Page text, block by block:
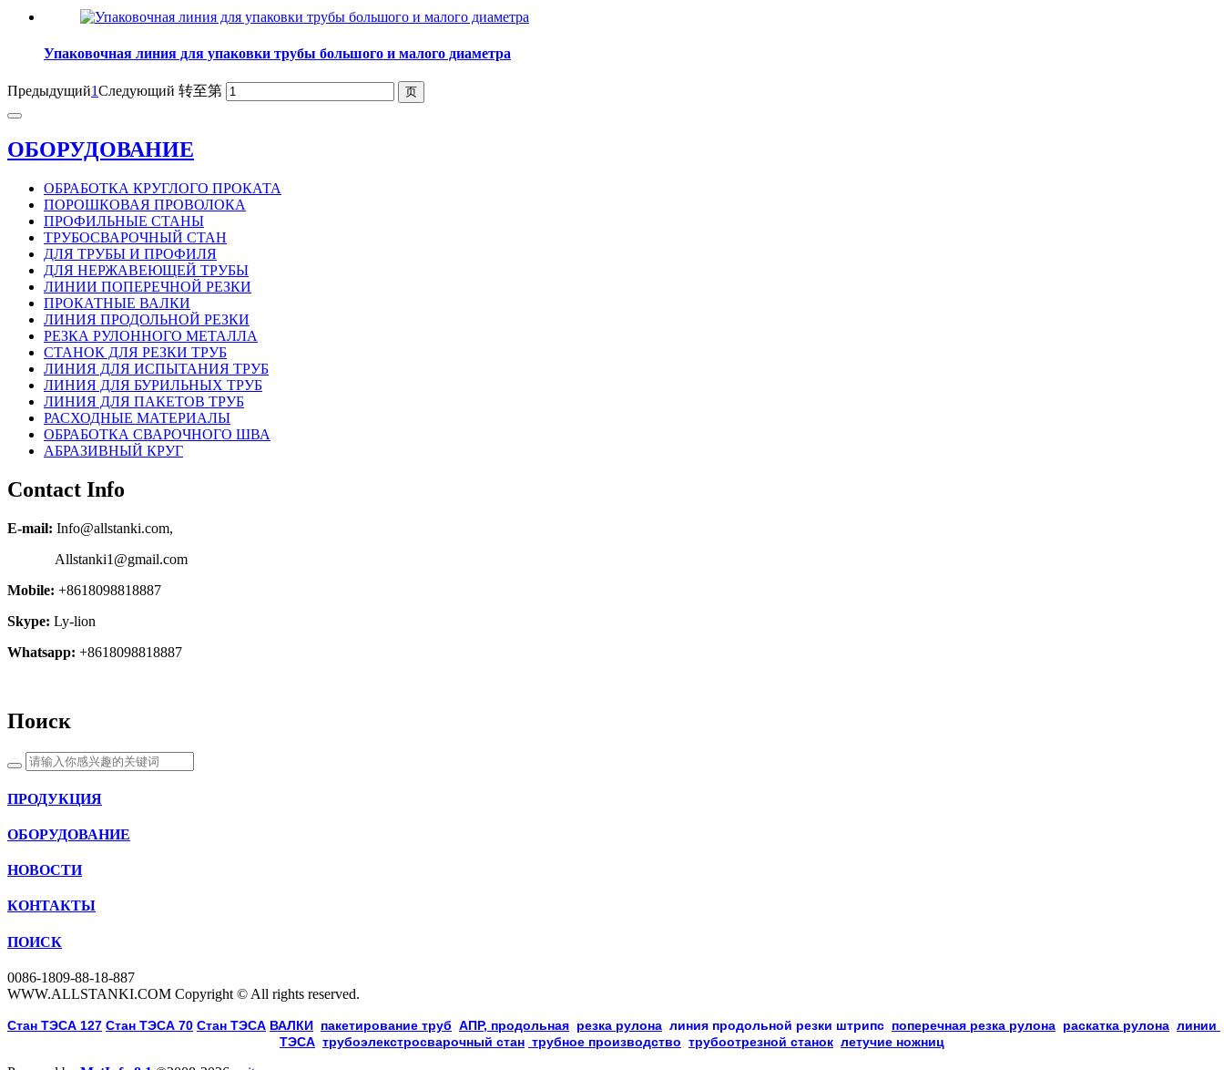
Упаковочная линия для упаковки трубы большого и малого диаметра
Предыдущий1Следующий 转至第
ОБОРУДОВАНИЕ
ОБРАБОТКА КРУГЛОГО ПРОКАТА
ПОРОШКОВАЯ ПРОВОЛОКА
ПРОФИЛЬНЫЕ СТАНЫ
ТРУБОСВАРОЧНЫЙ СТАН
ДЛЯ ТРУБЫ И ПРОФИЛЯ
ДЛЯ НЕРЖАВЕЮЩЕЙ ТРУБЫ
ЛИНИИ ПОПЕРЕЧНОЙ РЕЗКИ
ПРОКАТНЫЕ ВАЛКИ
ЛИНИЯ ПРОДОЛЬНОЙ РЕЗКИ
РЕЗКА РУЛОННОГО МЕТАЛЛА
СТАНОК ДЛЯ РЕЗКИ ТРУБ
ЛИНИЯ ДЛЯ ИСПЫТАНИЯ ТРУБ
ЛИНИЯ ДЛЯ БУРИЛЬНЫХ ТРУБ
ЛИНИЯ ДЛЯ ПАКЕТОВ ТРУБ
РАСХОДНЫЕ МАТЕРИАЛЫ
OБРАБОТКА СВАРОЧНОГО ШВА
АБРАЗИВНЫЙ КРУГ
Contact Info
E-mail: Info@allstanki.com,
Allstanki1@gmail.com
Mobile: +8618098818887
Skype: Ly-lion
Whatsapp: +8618098818887
Поиск
ПРОДУКЦИЯ
ОБОРУДОВАНИЕ
НОВОСТИ
КОНТАКТЫ
ПОИСК
0086-1809-88-18-887
WWW.ALLSTANKI.COM Copyright © All rights reserved.
Cтан ТЭСА 127 Cтан ТЭСА 70 Cтан ТЭСА ВАЛКИ пакетирование труб АПР, продольная резка рулона линия продольной резки штрипс поперечная резка рулона раскатка рулона линии
ТЭСА трубоэлекстросварочный стан трубное производство трубоотрезной станок летучие ножниц